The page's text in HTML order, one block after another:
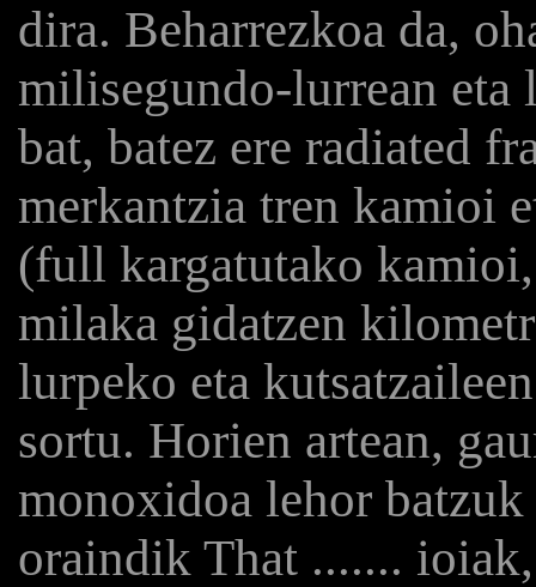
dira. Beharrezkoa da,
milisegundo-lurrean eta
bat, batez ere radiated
merkantzia tren kamioi
(full kargatutako
milaka gidatzen
lurpeko eta
sortu. Horien artean,
monoxidoa lehor
oraindik That .......